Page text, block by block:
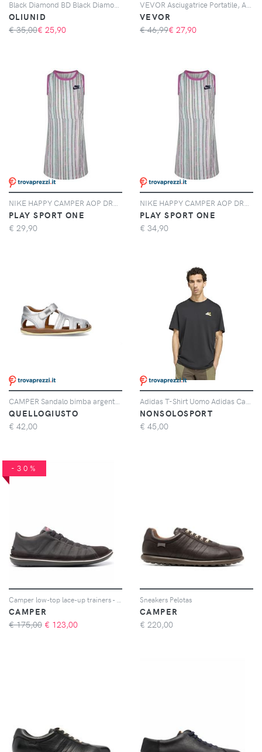
OLIUNID
€ 35,00€ 25,90
VEVOR
€ 46,99€ 27,90
PLAY SPORT ONE
€ 29,90
PLAY SPORT ONE
€ 34,90
QUELLOGIUSTO
€ 42,00
NONSOLOSPORT
€ 45,00
-30%
CAMPER
€ 175,00 € 123,00
Sneakers Pelotas
CAMPER
€ 220,00